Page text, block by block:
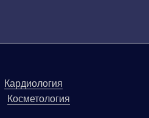
Кардиология
Косметология